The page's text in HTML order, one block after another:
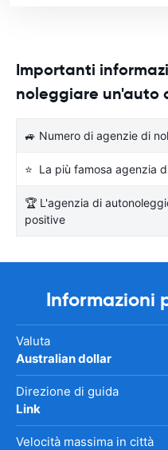
Importanti
noleggiare un'auto
🚙 Numero di agenzie di
⭐ La più famosa agenzia
🏆 L'agenzia di
positive
Informazioni
Valuta
Australian dollar
Direzione di guida
Link
Velocità massima in città